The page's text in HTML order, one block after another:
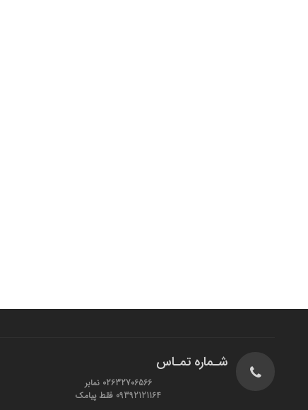
شـماره تمـاس
02632706566 نمابر
09392121164 فقط پیامک